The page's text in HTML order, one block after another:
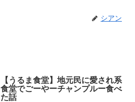
シアン
【うるま食堂】地元民に愛され系
食堂でごーやーチャンプルー食べ
た話